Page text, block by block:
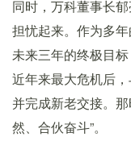
同时，万科董事长
担忧起来。作为多
未来三年的终极目
近年来最大危机后，
并完成新老交接。
然、合伙奋斗”。